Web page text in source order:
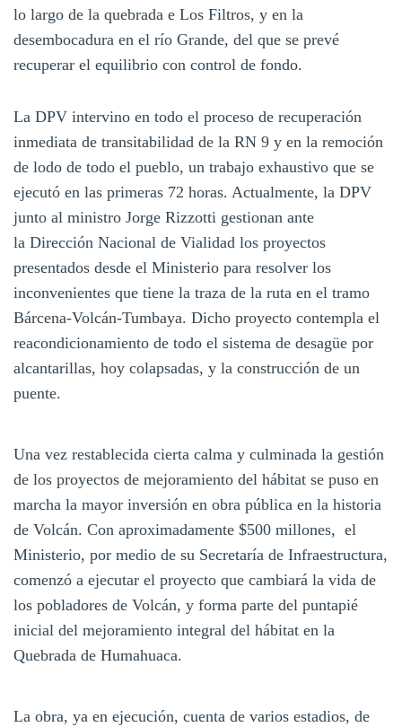
lo largo de la quebrada e Los Filtros, y en la
desembocadura en el río Grande, del que se prevé
recuperar el equilibrio con control de fondo.
La DPV intervino en todo el proceso de recuperación
inmediata de transitabilidad de la RN 9 y en la remoción
de lodo de todo el pueblo, un trabajo exhaustivo que se
ejecutó en las primeras 72 horas. Actualmente, la DPV
junto al ministro Jorge Rizzotti gestionan ante
la Dirección Nacional de Vialidad los proyectos
presentados desde el Ministerio para resolver los
inconvenientes que tiene la traza de la ruta en el tramo
Bárcena-Volcán-Tumbaya. Dicho proyecto contempla el
reacondicionamiento de todo el sistema de desagüe por
alcantarillas, hoy colapsadas, y la construcción de un
puente.
Una vez restablecida cierta calma y culminada la gestión
de los proyectos de mejoramiento del hábitat se puso en
marcha la mayor inversión en obra pública en la historia
de Volcán. Con aproximadamente $500 millones, el
Ministerio, por medio de su Secretaría de Infraestructura,
comenzó a ejecutar el proyecto que cambiará la vida de
los pobladores de Volcán, y forma parte del puntapié
inicial del mejoramiento integral del hábitat en la
Quebrada de Humahuaca.
La obra, ya en ejecución, cuenta de varios estadios, de